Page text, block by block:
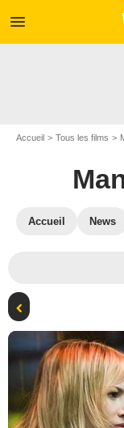
menu
Accueil Tous les films
Accueil News